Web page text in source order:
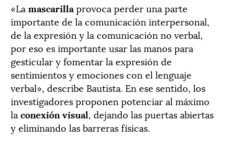
«La mascarilla provoca perder una parte
importante de la comunicación interpersonal,
de la expresión y la comunicación no verbal,
por eso es importante usar las manos para
gesticular y fomentar la expresión de
sentimientos y emociones con el lenguaje
verbal», describe Bautista. En ese sentido, los
investigadores proponen potenciar al máximo
la conexión visual, dejando las puertas abiertas
y eliminando las barreras físicas.